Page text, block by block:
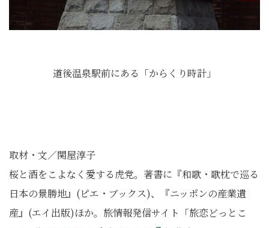
道後温泉駅前にある「からくり時計」
取材・文／関屋淳子
桜と酒をこよなく愛する虎党。著書に『和歌・歌枕で巡る
日本の景勝地』(ピエ・ブックス)、『ニッポンの産業遺
産』(エイ出版)ほか。旅情報発信サイト「旅恋どっとこ